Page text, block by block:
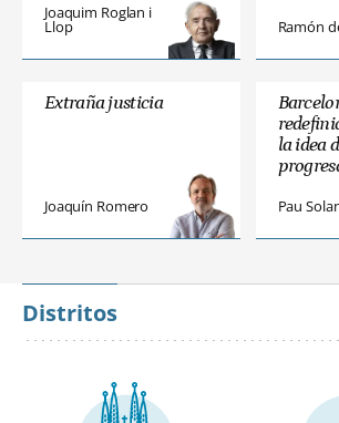
Joaquim Roglan i
Llop Ramón
Extraña justicia
Joaquín Romero
la idea
Pau
Distritos